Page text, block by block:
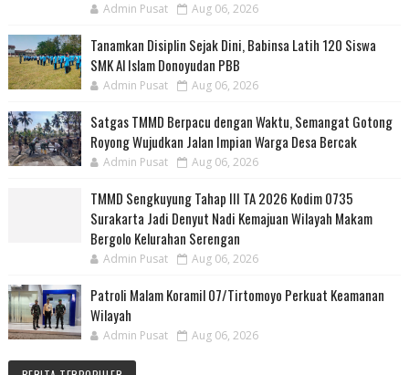
Admin Pusat Aug 06, 2026
Tanamkan Disiplin Sejak Dini, Babinsa Latih 120 Siswa
SMK Al Islam Donoyudan PBB
Admin Pusat Aug 06, 2026
Satgas TMMD Berpacu dengan Waktu, Semangat Gotong
Royong Wujudkan Jalan Impian Warga Desa Bercak
Admin Pusat Aug 06, 2026
TMMD Sengkuyung Tahap III TA 2026 Kodim 0735
Surakarta Jadi Denyut Nadi Kemajuan Wilayah Makam
Bergolo Kelurahan Serengan
Admin Pusat Aug 06, 2026
Patroli Malam Koramil 07/Tirtomoyo Perkuat Keamanan
Wilayah
Admin Pusat Aug 06, 2026